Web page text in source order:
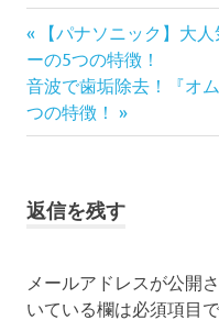
ラ
ウ
ン
ブ
オ
ル
B
投
稿
ナ
ゲ
シ
前
の
記
事:
【パナソニック】大
ーの5つの特徴！
次
の
記
音波で歯垢除去！『オ
つの特徴！
返信を残す
メールアドレスが公開
いている欄は必須項目